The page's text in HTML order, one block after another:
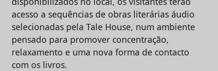
acesso a sequências de obras literárias áudio
selecionadas pela Tale House, num ambiente
pensado para promover concentração,
relaxamento e uma nova forma de contacto
com os livros.